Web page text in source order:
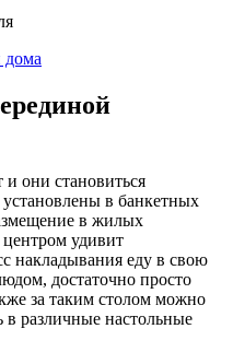
дома
и они становиться
в банкетных
в жилых
удивит
накладывания еду в свою
достаточно просто
за таким столом можно
в различные настольные